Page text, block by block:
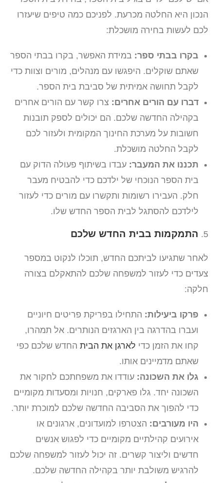
הנכון היא החלטה מכרעת. לפניכם כמה טיפים שיעזרו
לכם לעשות בחירה מושכלת:
בקרו בבתי ספר: במידת האפשר, בקרו בבתי הספר
שאתם שוקלים. היפגשו עם מנהלים, מורים וצוות כדי
לקבל תחושה אמיתית של סביבת בית הספר.
דברו עם הורים אחרים: צרו קשר עם הורים אחרים
בקהילה החדשה שלכם. הם יכולים לספק תובנות
חשובות על מערכת החינוך המקומית ולעזור לכם
לקבל החלטה מושכלת.
תכננו את המעבר: עבדו בשיתוף פעולה הדוק עם
בית הספר הנוכחי של ילדכם כדי להבטיח מעבר
חלק. העבירו רשומות ותקשרו עם מורים כדי לעזור
לילדכם להסתגל לבית הספר החדש שלו.
התמקמות בבית החדש שלכם
לאחר שתגיעו לביתכם החדש, תוכלו לנקוט במספר
צעדים כדי לעזור למשפחה שלכם להתאקלם בצורה
חלקה:
פרקו ביעילות: התחילו בפריקת פריטים חיוניים
ועברו בהדרגה בין הארגזים הנותרים. אל תמהרו,
קחו את הזמן כדי לארגן את הבית החדש שלכם כפי
שאתם מדמיינים אותו.
גלו את השכונה: עודדו את משפחתכם לחקור את
השכונה יחד. גלו פארקים, חנויות ומסעדות מקומיים
כדי להפוך את הסביבה החדשה שלכם למוכרת יותר.
היו מעורבים: הצטרפו למועדונים, ארגונים או
אירועים קהילתיים מקומיים כדי לפגוש אנשים
חדשים וליצור קשרים. זה יכול לעזור למשפחה שלכם
להרגיש משולבת יותר בקהילה החדשה שלכם.